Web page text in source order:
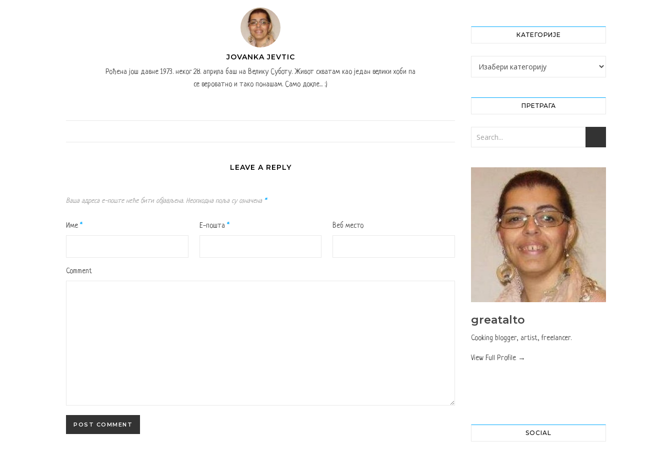
JOVANKA JEVTIC
Рођена још давне 1973. неког 28. априла баш на Велику Суботу. Живот схватам као један велики хоби па
се вероватно и тако понашам. Само докле... :)
LEAVE A REPLY
Ваша адреса е-поште неће бити објављена. Неопходна поља су означена *
Име * Е-пошта * Веб место
Comment
КАТЕГОРИЈЕ
Категорије
ПРЕТРАГА
greatalto
Cooking blogger, artist, freelancer.
View Full Profile →
SOCIAL